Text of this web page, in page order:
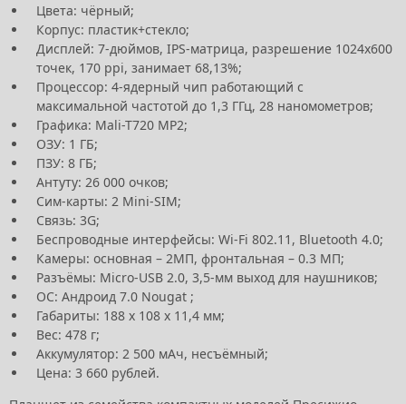
Цвета: чёрный;
Корпус: пластик+стекло;
Дисплей: 7-дюймов, IPS-матрица, разрешение 1024х600
точек, 170 ppi, занимает 68,13%;
Процессор: 4-ядерный чип работающий с
максимальной частотой до 1,3 ГГц, 28 наномометров;
Графика: Mali-T720 MP2;
ОЗУ: 1 ГБ;
ПЗУ: 8 ГБ;
Антуту: 26 000 очков;
Сим-карты: 2 Mini-SIM;
Связь: 3G;
Беспроводные интерфейсы: Wi-Fi 802.11, Bluetooth 4.0;
Камеры: основная – 2МП, фронтальная – 0.3 МП;
Разъёмы: Micro-USB 2.0, 3,5-мм выход для наушников;
ОС: Андроид 7.0 Nougat ;
Габариты: 188 х 108 х 11,4 мм;
Вес: 478 г;
Аккумулятор: 2 500 мАч, несъёмный;
Цена: 3 660 рублей.